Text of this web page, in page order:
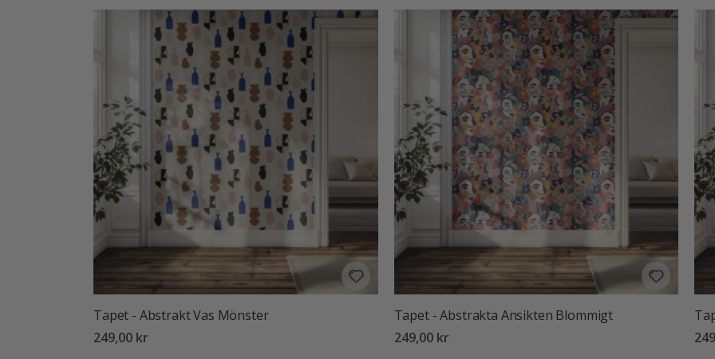
Tapet - Abstrakt Vas Mönster
249,00 kr
Tapet - Abstrakta Ansikten Blommigt
249,00 kr